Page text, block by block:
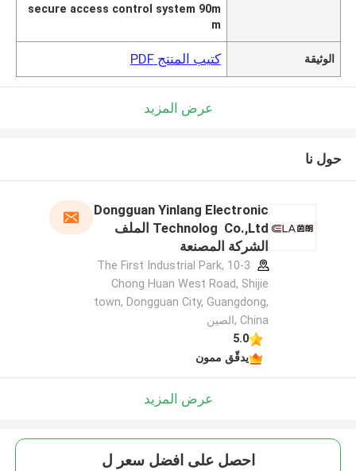
secure access control system 90m
m
الوثيقة كتيب المنتج PDF
عرض المزيد
حول نا
Dongguan Yinlang Electronic
Technolog Co.,Ltd الملف
الشركة المصنعة
10-3 The First Industrial Park,
Chong Huan West Road, Shijie
town, Dongguan City, Guangdong,
China ,الصين
5.0
يدقّق ممون
عرض المزيد
احصل على افضل سعر ل